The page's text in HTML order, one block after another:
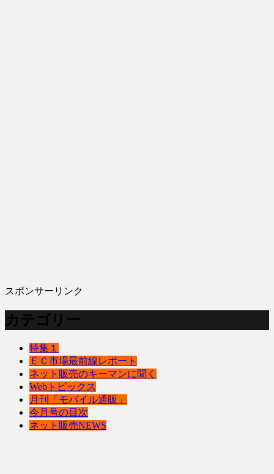
スポンサーリンク
カテゴリー
特集１
ＥＣ市場最前線レポート
ネット販売のキーマンに聞く
Webトピックス
月刊「モバイル通販」
今月号の目次
ネット販売NEWS